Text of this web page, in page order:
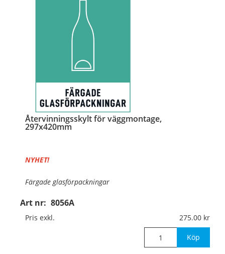
Återvinningsskylt för väggmontage,
297x420mm
Art nr: 8056A
NYHET!
Färgade glasförpackningar
Material:Aluminium, 0,7mm (väggmontage)
Pris exkl. 275.00
Köp